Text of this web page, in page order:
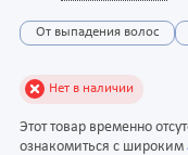
От выпадения волос
Нет в наличии
Этот товар временно
ознакомиться с широким